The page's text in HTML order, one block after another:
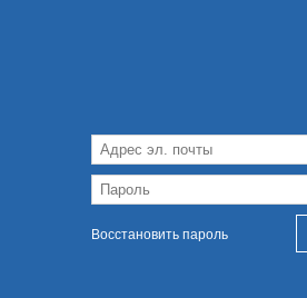
Восстановить пароль